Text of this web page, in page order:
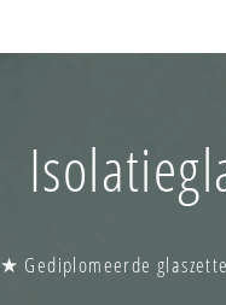
★ Gediplomeerde